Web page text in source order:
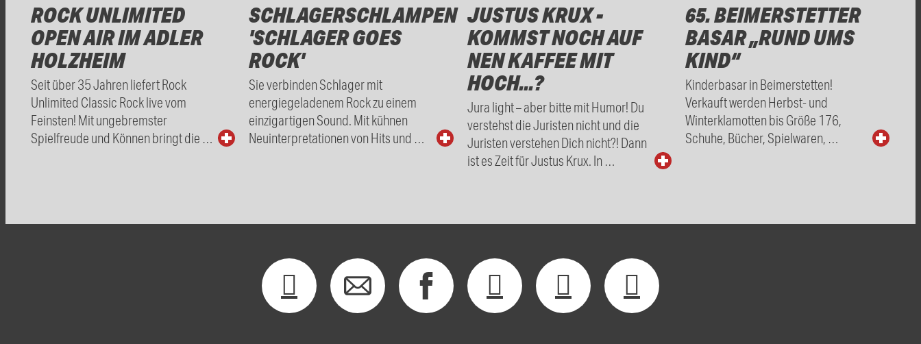
ROCK UNLIMITED
OPEN AIR IM ADLER
HOLZHEIM
Seit über 35 Jahren liefert Rock
Unlimited Classic Rock live vom
Feinsten! Mit ungebremster
Spielfreude und Können bringt die …
SCHLAGERSCHLAMPEN
'SCHLAGER GOES
ROCK'
Sie verbinden Schlager mit
energiegeladenem Rock zu einem
einzigartigen Sound. Mit kühnen
Neuinterpretationen von Hits und …
JUSTUS KRUX -
KOMMST NOCH AUF
NEN KAFFEE MIT
HOCH...?
Jura light – aber bitte mit Humor! Du
verstehst die Juristen nicht und die
Juristen verstehen Dich nicht?! Dann
ist es Zeit für Justus Krux. In …
65. BEIMERSTETTER
BASAR „RUND UMS
KIND“
Kinderbasar in Beimerstetten!
Verkauft werden Herbst- und
Winterklamotten bis Größe 176,
Schuhe, Bücher, Spielwaren, …